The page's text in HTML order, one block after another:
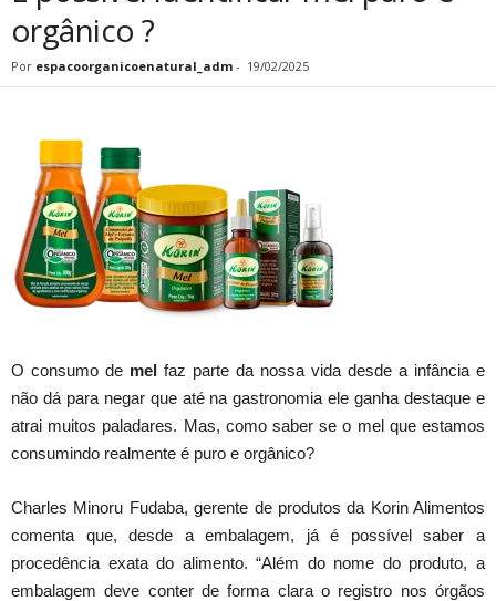
orgânico ?
Por espacoorganicoenatural_adm - 19/02/2025
O consumo de mel faz parte da nossa vida desde a infância e
não dá para negar que até na gastronomia ele ganha destaque e
atrai muitos paladares. Mas, como saber se o mel que estamos
consumindo realmente é puro e orgânico?
Charles Minoru Fudaba, gerente de produtos da Korin Alimentos
comenta que, desde a embalagem, já é possível saber a
procedência exata do alimento. “Além do nome do produto, a
embalagem deve conter de forma clara o registro nos órgãos